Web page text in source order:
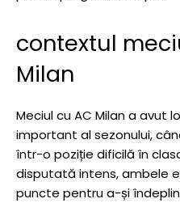
contextul
Milan
Meciul cu AC Milan a avut
important al sezonului,
într-o poziție dificilă în
disputată intens, ambele
puncte pentru a-și